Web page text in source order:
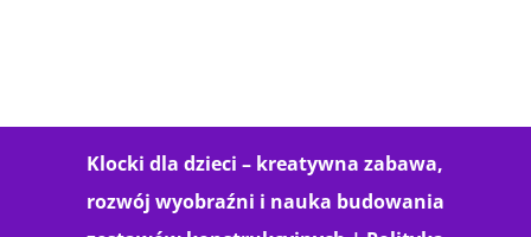
Klocki dla dzieci – kreatywna zabawa,
rozwój wyobraźni i nauka budowania